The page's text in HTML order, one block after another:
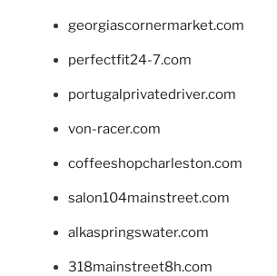
georgiascornermarket.com
perfectfit24-7.com
portugalprivatedriver.com
von-racer.com
coffeeshopcharleston.com
salon104mainstreet.com
alkaspringswater.com
318mainstreet8h.com